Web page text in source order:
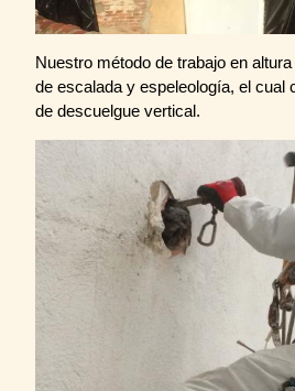
Nuestro método de trabajo en
de escalada y espeleología, el cual
de descuelgue vertical.